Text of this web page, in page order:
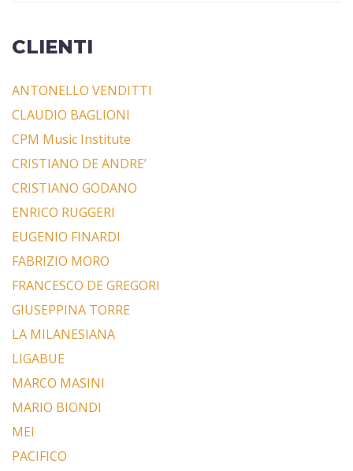
CLIENTI
ANTONELLO VENDITTI
CLAUDIO BAGLIONI
CPM Music Institute
CRISTIANO DE ANDRE’
CRISTIANO GODANO
ENRICO RUGGERI
EUGENIO FINARDI
FABRIZIO MORO
FRANCESCO DE GREGORI
GIUSEPPINA TORRE
LA MILANESIANA
LIGABUE
MARCO MASINI
MARIO BIONDI
MEI
PACIFICO